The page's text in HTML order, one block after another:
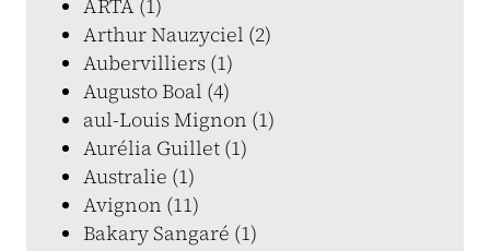
ARTA (1)
Arthur Nauzyciel (2)
Aubervilliers (1)
Augusto Boal (4)
aul-Louis Mignon (1)
Aurélia Guillet (1)
Australie (1)
Avignon (11)
Bakary Sangaré (1)